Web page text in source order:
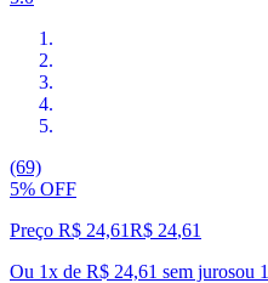
(69)
5% OFF
Preço R$ 24,61R$ 24,61
Ou 1x de R$ 24,61 sem jurosou 1